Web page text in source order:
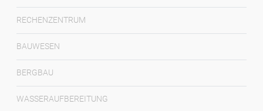
RECHENZENTRUM
BAUWESEN
BERGBAU
WASSERAUFBEREITUNG